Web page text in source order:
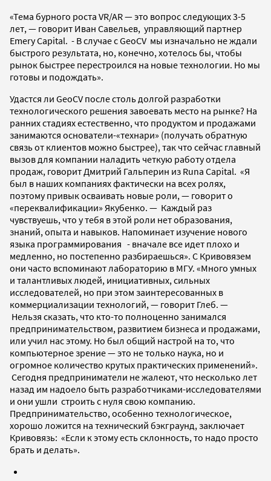
«Тема бурного роста VR/AR — это вопрос следующих 3-5
лет, — говорит Иван Савельев, управляющий партнер
Emery Capital. - В случае с GeoCV мы изначально не ждали
быстрого результата, но, конечно, хотелось бы, чтобы
рынок быстрее перестроился на новые технологии. Но мы
готовы и подождать».
Удастся ли GeoCV после столь долгой разработки
технологического решения завоевать место на рынке? На
ранних стадиях естественно, что продуктом и продажами
занимаются основатели-«технари» (получать обратную
связь от клиентов можно быстрее), так что сейчас главный
вызов для компании наладить четкую работу отдела
продаж, говорит Дмитрий Гальперин из Runa Capital. «Я
был в наших компаниях фактически на всех ролях,
поэтому привык осваивать новые роли, — говорит о
«переквалификации» Якубенко. — Каждый раз
чувствуешь, что у тебя в этой роли нет образования,
знаний, опыта и навыков. Напоминает изучение нового
языка программирования - вначале все идет плохо и
медленно, но постепенно разбираешься». С Кривовязем
они часто вспоминают лабораторию в МГУ. «Много умных
и талантливых людей, инициативных, сильных
исследователей, но при этом заинтересованных в
коммерциализации технологий, — говорит Глеб. —
Нельзя сказать, что кто-то полноценно занимался
предпринимательством, развитием бизнеса и продажами,
или учил нас этому. Но был общий настрой на то, что
компьютерное зрение — это не только наука, но и
огромное количество крутых практических применений».
Сегодня предприниматели не жалеют, что несколько лет
назад им надоело быть разработчиками-исследователями
и они ушли строить с нуля свою компанию.
Предпринимательство, особенно технологическое,
хорошо ложится на технический бэкграунд, заключает
Кривовязь: «Если к этому есть склонность, то надо просто
брать и делать».